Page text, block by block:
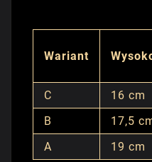
Wariant
C
16 cm
B
17,5
A
19 cm